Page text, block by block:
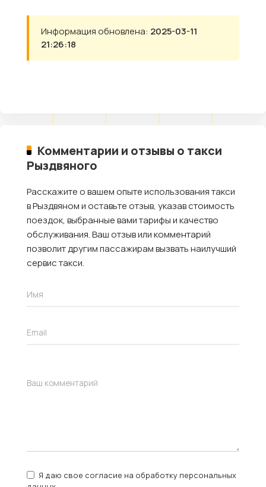
Информация обновлена: 2025-03-11
21:26:18
Комментарии и отзывы о такси
Рыздвяного
Расскажите о вашем опыте использования такси
в Рыздвяном и оставьте отзыв, указав стоимость
поездок, выбранные вами тарифы и качество
обслуживания. Ваш отзыв или комментарий
позволит другим пассажирам вызвать наилучший
сервис такси.
Я даю свое согласие на обработку персональных